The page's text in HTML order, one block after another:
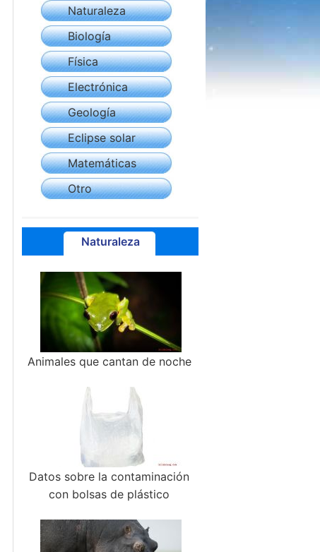
Naturaleza
Biología
Física
Electrónica
Geología
Eclipse solar
Matemáticas
Otro
Naturaleza
Animales que cantan de noche
Datos sobre la contaminación
con bolsas de plástico